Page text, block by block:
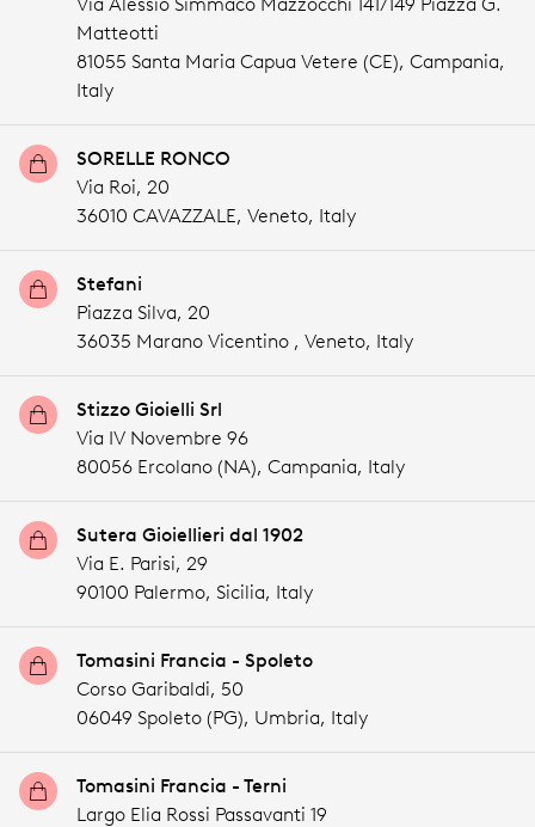
Matteotti
81055 Santa Maria Capua Vetere (CE), Campania,
Italy
SORELLE RONCO
Via Roi, 20
36010 CAVAZZALE, Veneto, Italy
Stefani
Piazza Silva, 20
36035 Marano Vicentino , Veneto, Italy
Stizzo Gioielli Srl
Via IV Novembre 96
80056 Ercolano (NA), Campania, Italy
Sutera Gioiellieri dal 1902
Via E. Parisi, 29
90100 Palermo, Sicilia, Italy
Tomasini Francia - Spoleto
Corso Garibaldi, 50
06049 Spoleto (PG), Umbria, Italy
Tomasini Francia - Terni
Largo Elia Rossi Passavanti 19